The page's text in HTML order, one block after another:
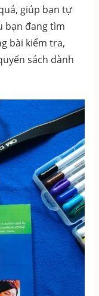
giúp bạn tự
bạn đang tìm
bài kiểm tra,
sách dành